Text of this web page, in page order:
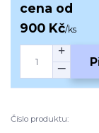
cena od
900 Kč/ks
Číslo produktu: